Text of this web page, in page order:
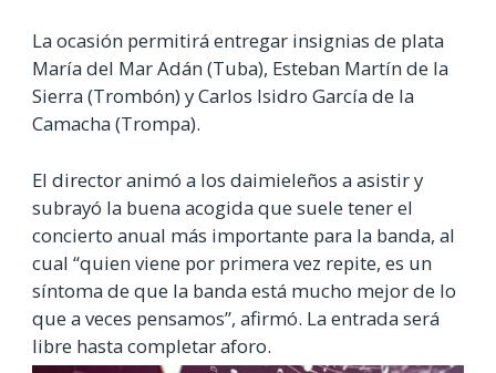
La ocasión permitirá entregar insignias de plata
María del Mar Adán (Tuba), Esteban Martín de la
Sierra (Trombón) y Carlos Isidro García de la
Camacha (Trompa).
El director animó a los daimieleños a asistir y
subrayó la buena acogida que suele tener el
concierto anual más importante para la banda, al
cual “quien viene por primera vez repite, es un
síntoma de que la banda está mucho mejor de lo
que a veces pensamos”, afirmó. La entrada será
libre hasta completar aforo.